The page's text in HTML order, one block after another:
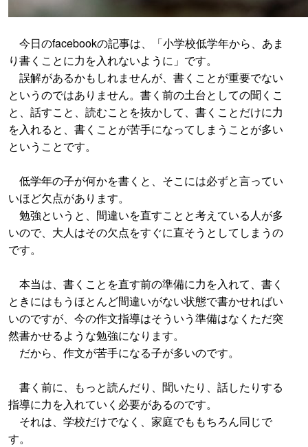
今日のfacebookの記事は、「小学校低学年から、あま
り書くことに力を入れないように」です。
誤解があるかもしれませんが、書くことが重要でない
というのではありません。書く前の土台としての聞くこ
と、話すこと、読むことを抜かして、書くことだけに力
を入れると、書くことが苦手になってしまうことが多い
ということです。
低学年の子が何かを書くと、そこには必ずと言ってい
いほど欠点があります。
勉強というと、間違いを直すことと考えている人が多
いので、大人はその欠点をすぐに直そうとしてしまうの
です。
本当は、書くことを直す前の準備に力を入れて、書く
ときにはもうほとんど間違いがない状態で書かせればい
いのですが、今の作文指導はそういう準備はなくただ突
然書かせるような勉強になります。
だから、作文が苦手になる子が多いのです。
書く前に、もっと読んだり、聞いたり、話したりする
指導に力を入れていく必要があるのです。
それは、学校だけでなく、家庭でももちろん同じで
す。